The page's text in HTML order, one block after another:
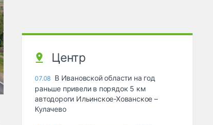
Центр
07.08 В Ивановской области на год
раньше привели в порядок 5 км
автодороги Ильинское-Хованское –
Кулачево